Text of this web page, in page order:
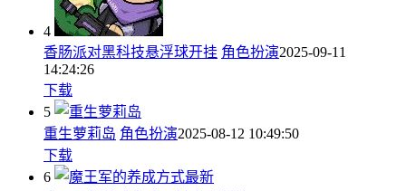
4
香肠派对黑科技悬浮球开挂 角色扮演2025-09-11
14:24:26
下载
5
重生萝莉岛 角色扮演2025-08-12 10:49:50
下载
6